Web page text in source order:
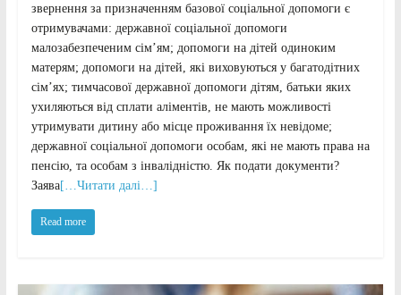
звернення за призначенням базової соціальної допомоги є
отримувачами: державної соціальної допомоги
малозабезпеченим сім’ям; допомоги на дітей одиноким
матерям; допомоги на дітей, які виховуються у багатодітних
сім’ях; тимчасової державної допомоги дітям, батьки яких
ухиляються від сплати аліментів, не мають можливості
утримувати дитину або місце проживання їх невідоме;
державної соціальної допомоги особам, які не мають права на
пенсію, та особам з інвалідністю. Як подати документи?
Заява[…Читати далі…]
Read more